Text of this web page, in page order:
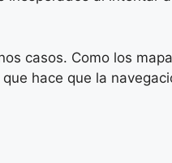
casos. Como los
hace que la